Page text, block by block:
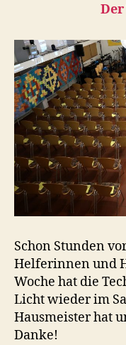
Schon Stunden
Helferinnen und
Woche hat die
Licht wieder im
Hausmeister hat
Danke!